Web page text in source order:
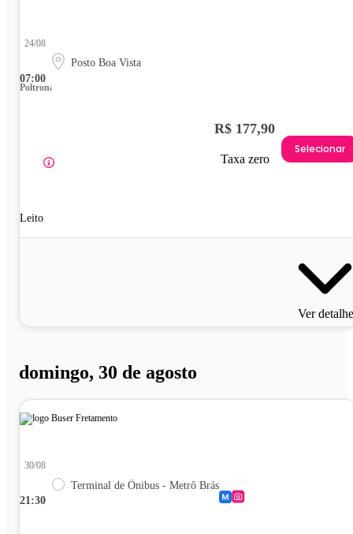
07:00
24/08
Posto Boa Vista
Poltrona
Leito
R$ 177,90
Taxa zero
Selecionar
Ver
domingo, 30 de agosto
21:30
30/08
Terminal de Ônibus - Metrô Brás